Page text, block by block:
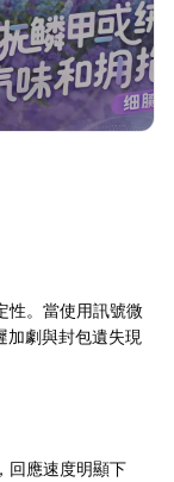
性。當使用訊號微
加劇與封包遺失現
回應速度明顯下